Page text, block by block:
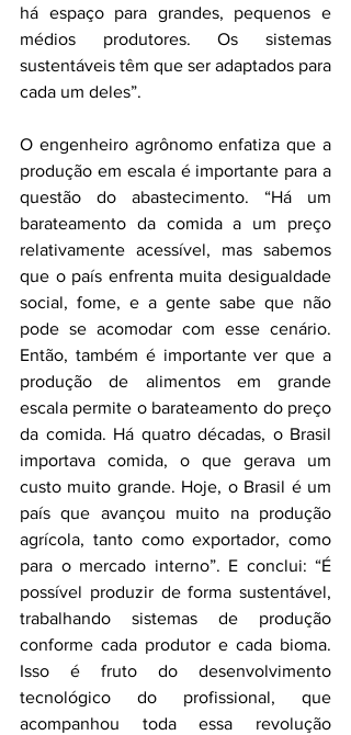
há espaço para grandes, pequenos e
médios produtores. Os sistemas
sustentáveis têm que ser adaptados para
cada um deles”.
O engenheiro agrônomo enfatiza que a
produção em escala é importante para a
questão do abastecimento. “Há um
barateamento da comida a um preço
relativamente acessível, mas sabemos
que o país enfrenta muita desigualdade
social, fome, e a gente sabe que não
pode se acomodar com esse cenário.
Então, também é importante ver que a
produção de alimentos em grande
escala permite o barateamento do preço
da comida. Há quatro décadas, o Brasil
importava comida, o que gerava um
custo muito grande. Hoje, o Brasil é um
país que avançou muito na produção
agrícola, tanto como exportador, como
para o mercado interno”. E conclui: “É
possível produzir de forma sustentável,
trabalhando sistemas de produção
conforme cada produtor e cada bioma.
Isso é fruto do desenvolvimento
tecnológico do profissional, que
acompanhou toda essa revolução